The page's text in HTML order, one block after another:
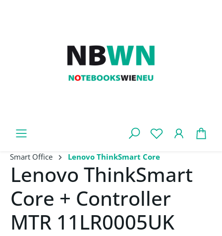
Smart Office Lenovo ThinkSmart Core
Lenovo ThinkSmart
Core + Controller
MTR 11LR0005UK